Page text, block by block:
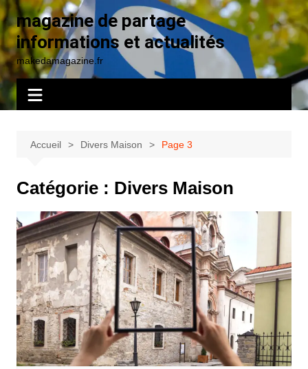
Aller
au
contenu
magazine de partage
informations et actualités
makedamagazine.fr
Accueil Divers Maison Page 3
Catégorie : Divers Maison